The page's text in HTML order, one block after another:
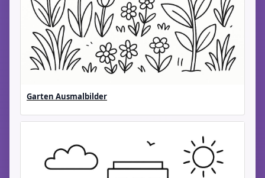
Garten Ausmalbilder